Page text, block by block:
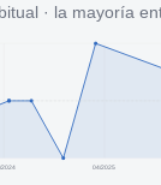
· la mayoría
2024 04/2025